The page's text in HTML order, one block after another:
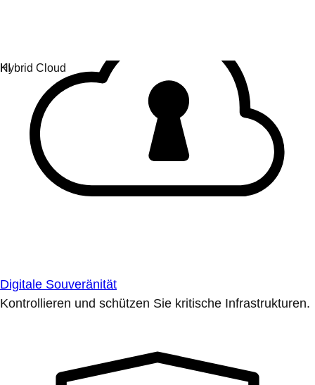
Digitale Souveränität
Kontrollieren und schützen Sie kritische Infrastrukturen.